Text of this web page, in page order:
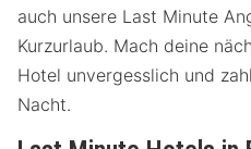
auch unsere Last Minute
Kurzurlaub. Mach deine
Hotel unvergesslich und
Nacht.